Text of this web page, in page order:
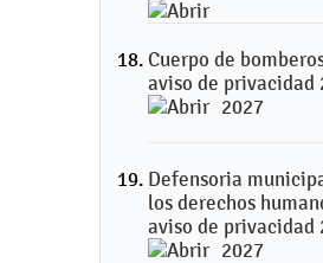
Cuerpo de
aviso de privacidad
2027
Defensoria
los derechos
aviso de privacidad
2027